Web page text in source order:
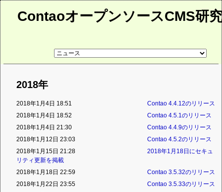
ContaoオープンソースCMS研
リ
2018年
2018年1月4日 18:51
Contao 4.4.12のリリース
2018年1月4日 18:52
Contao 4.5.1のリリース
2018年1月4日 21:30
Contao 4.4.9のリリース
2018年1月12日 23:03
Contao 4.5.2のリリース
2018年1月15日 21:28
2018年1月18日にセキュ
リティ更新を掲載
2018年1月18日 22:59
Contao 3.5.32のリリース
2018年1月22日 23:55
Contao 3.5.33のリリース